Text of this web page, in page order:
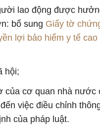
lao động được
bổ sung Giấy tờ
lợi bảo hiểm y tế cao
hội;
của cơ quan nhà nước
việc điều chỉnh
của pháp luật.